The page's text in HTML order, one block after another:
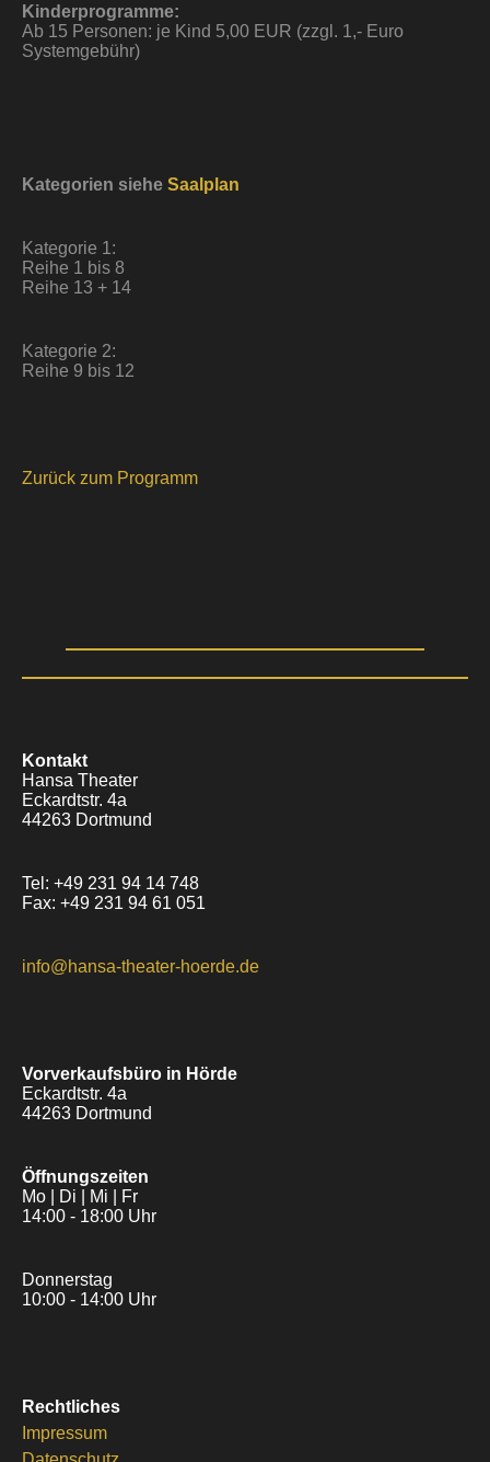
Kinderprogramme:
Ab 15 Personen: je Kind 5,00 EUR (zzgl. 1,- Euro
Systemgebühr)
Kategorien siehe Saalplan
Kategorie 1:
Reihe 1 bis 8
Reihe 13 + 14
Kategorie 2:
Reihe 9 bis 12
Zurück zum Programm
Kontakt
Hansa Theater
Eckardtstr. 4a
44263 Dortmund
Tel: +49 231 94 14 748
Fax: +49 231 94 61 051
info@hansa-theater-hoerde.de
Vorverkaufsbüro in Hörde
Eckardtstr. 4a
44263 Dortmund
Öffnungszeiten
Mo | Di | Mi | Fr
14:00 - 18:00 Uhr
Donnerstag
10:00 - 14:00 Uhr
Rechtliches
Impressum